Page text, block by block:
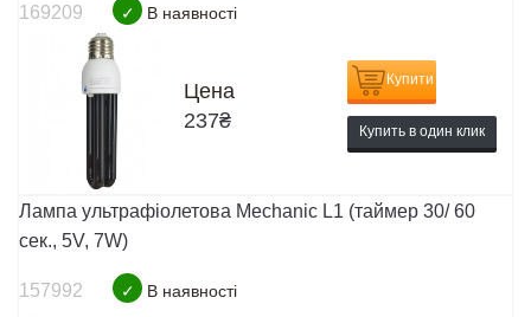
169209 ✓ В наявності
Цена
237₴
Купити
Купить в один клик
Лампа ультрафіолетова Mechanic L1 (таймер 30/ 60
сек., 5V, 7W)
157992 ✓ В наявності